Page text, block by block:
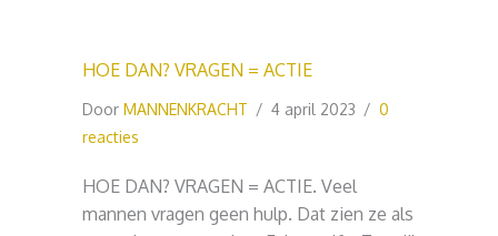
HOE DAN? VRAGEN = ACTIE
Door MANNENKRACHT / 4 april 2023 / 0
reacties
HOE DAN? VRAGEN = ACTIE. Veel
mannen vragen geen hulp. Dat zien ze als